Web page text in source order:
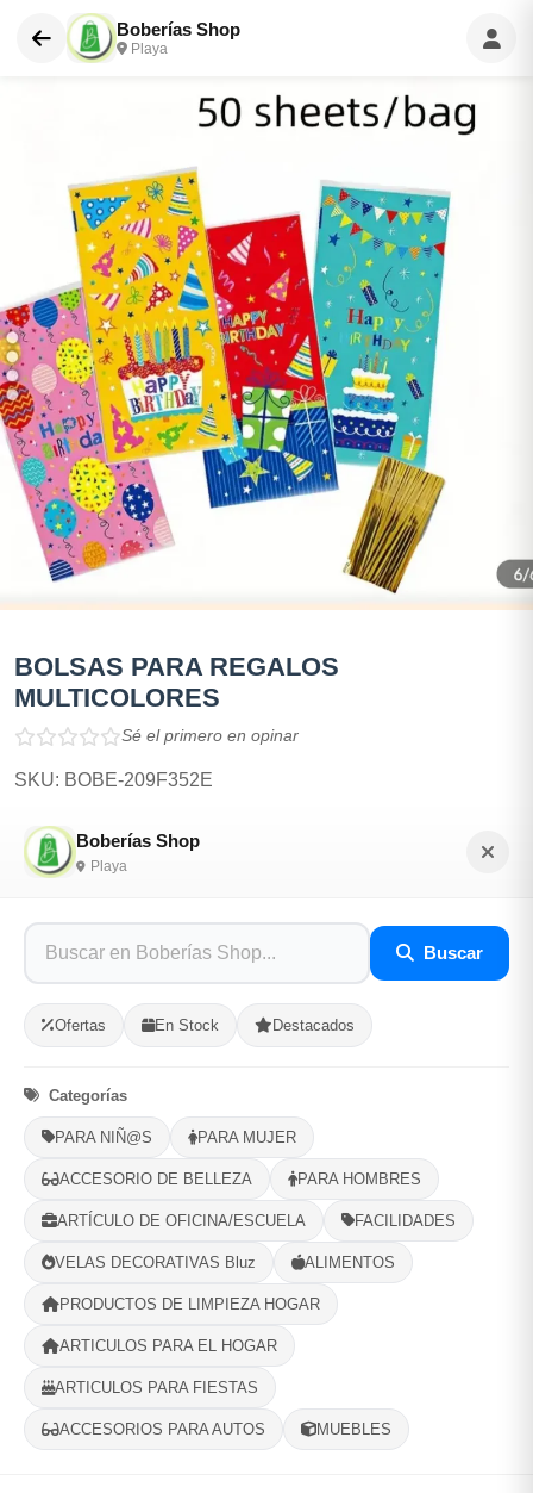
Boberías Shop
Playa
Boberías Shop
Playa
Buscar
Ofertas En Stock Destacados
Categorías
PARA NIÑ@S PARA MUJER
ACCESORIO DE BELLEZA PARA HOMBRES
ARTÍCULO DE OFICINA/ESCUELA FACILIDADES
VELAS DECORATIVAS Bluz ALIMENTOS
PRODUCTOS DE LIMPIEZA HOGAR
ARTICULOS PARA EL HOGAR
ARTICULOS PARA FIESTAS
ACCESORIOS PARA AUTOS MUEBLES
BOLSAS PARA REGALOS
MULTICOLORES
Sé el primero en opinar
SKU: BOBE-209F352E
$300.00
Listo para Entregar
BOLSAS PARA REGALOS MULTICOLORES
Opciones de Envio
1 Ubicacion 2 Ruta
PROVINCIA